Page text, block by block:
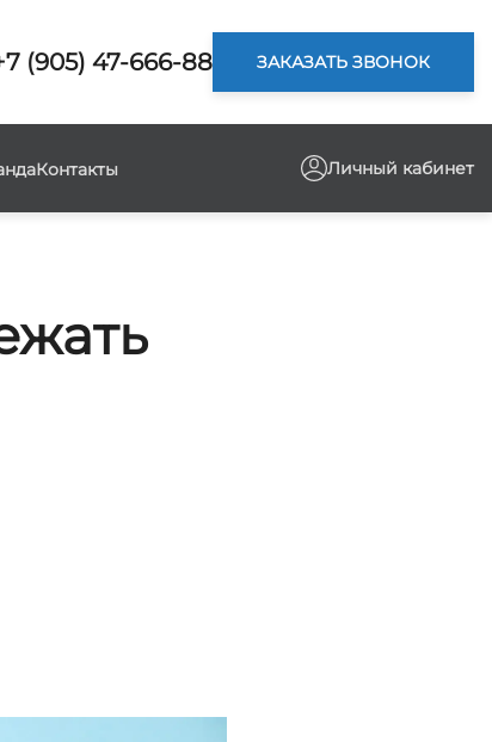
(905) 47-666-88 ЗАКАЗАТЬ ЗВОНОК
Контакты Личный кабинет